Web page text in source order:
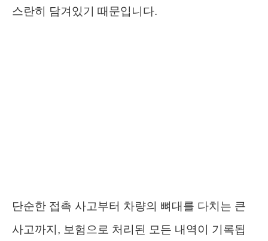
스란히 담겨있기 때문입니다.
단순한 접촉 사고부터 차량의 뼈대를 다치는 큰
사고까지, 보험으로 처리된 모든 내역이 기록됩